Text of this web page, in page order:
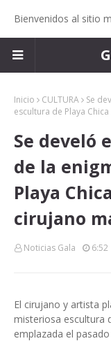
Bienvenidos al sitio
Inicio CULTURA
Se
escultura de Playa
Se develó
de la
Playa
cirujano
Noticias Gala 6:52
El cirujano y artista
misteriosa escultura
emplazada el